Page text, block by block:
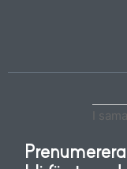
I